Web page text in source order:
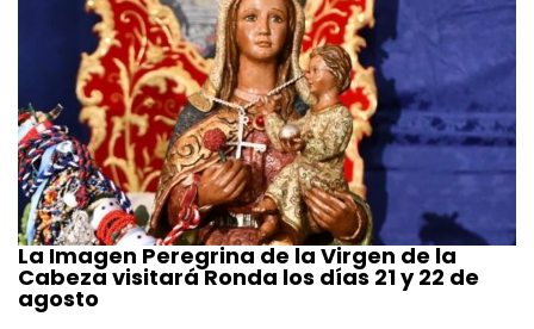
La Imagen Peregrina de la Virgen de la
Cabeza visitará Ronda los días 21 y 22 de
agosto